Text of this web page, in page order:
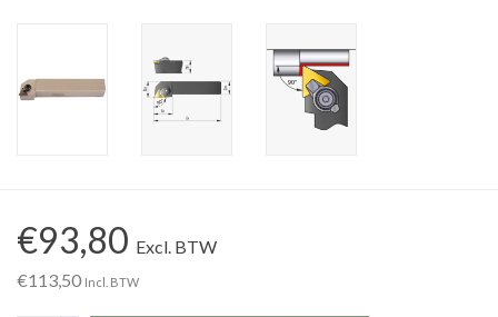
Verspaanbaar materiaal |
Machines |
€93,80 Excl. BTW
€113,50 Incl. BTW